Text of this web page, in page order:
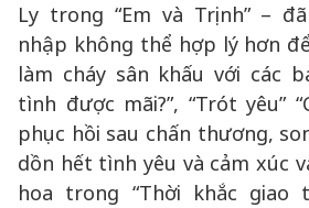
Ly trong “Em và Trịnh” –
nhập không thể hợp lý hơn
làm cháy sân khấu với các
tình được mãi?”, “Trót yêu”
phục hồi sau chấn thương,
dồn hết tình yêu và cảm xúc
hoa trong “Thời khắc giao